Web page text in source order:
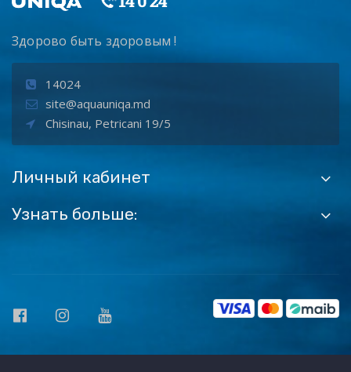
Здорово быть здоровым !
14024
site@aquauniqa.md
Chisinau, Petricani 19/5
Личный кабинет
Узнать больше: